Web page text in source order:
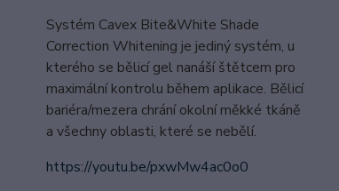
Systém Cavex Bite&White Shade
Correction Whitening je jediný systém, u
kterého se bělicí gel nanáší štětcem pro
maximální kontrolu během aplikace. Bělicí
bariéra/mezera chrání okolní měkké tkáně
a všechny oblasti, které se nebělí.
https://youtu.be/pxwMw4ac0o0